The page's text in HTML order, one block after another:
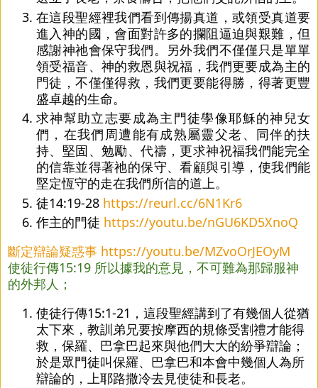
在這段聖經裡我們看到傳揚真道，或領受真道要
進入神的國，會面對許多的攔阻逼迫與艱難，但
感謝神祂會保守我們。另外我們不僅僅只是單單
領受福音、神的救恩與祝福，我們更要成為主的
門徒，不僅僅得救，我們更要能得勝，得著更豐
盛卓越的生命。
求神幫助立志要成為主門徒學像耶穌的神兒女
們，在我們周遭能有成熟屬靈父老、同伴的扶
持、堅固、勉勵、代禱，更求神祝福我們能完全
的信靠並得著祂的保守、看顧與引導，使我們能
堅定恆守的走在我們所信的道上。
徒14:19-28 https://reurl.cc/6N1Kr6
作主的門徒 https://youtu.be/nGU6KD5XnoQ
斷定辯論疑惑事 https://youtu.be/MZvoOrJEOyM
使徒行傳15:19 所以據我的意見，不可難為那歸服神
的外邦人；
使徒行傳15:1-21，這段聖經講到了有幾個人從猶
太下來，教訓弟兄要按摩西的規條受割禮才能得
救，保羅、巴拿巴起來與他們大大的紛爭辯論；
於是眾門徒叫保羅、巴拿巴和本會中幾個人為所
辯論的，上耶路撒冷去見使徒和長老。